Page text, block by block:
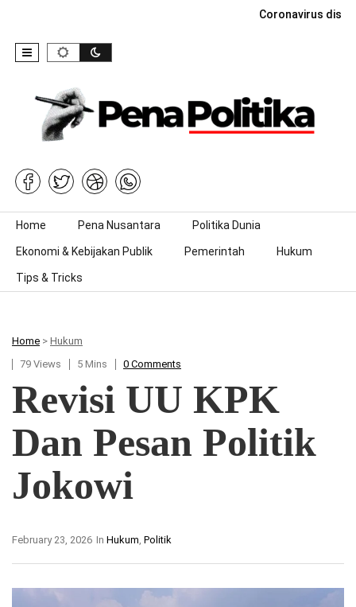
Coronavirus
Skip to content
Home Pena Nusantara Politika Dunia
Ekonomi & Kebijakan Publik Pemerintah Hukum
Tips & Tricks
Home > Hukum
79 Views
5 Mins 0 Comments
Revisi UU KPK
Dan Pesan Politik
Jokowi
In Hukum Politik
February 23, 2026